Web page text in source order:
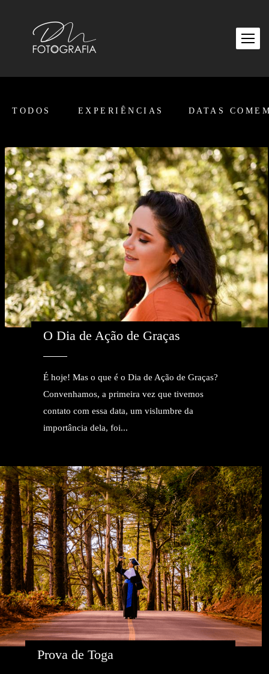
TODOS EXPERIÊNCIAS DATAS
O Dia de Ação de Graças
É hoje! Mas o que é o Dia de Ação de Graças?
Convenhamos, a primeira vez que tivemos
contato com essa data, um vislumbre da
importância dela, foi...
Prova de Toga